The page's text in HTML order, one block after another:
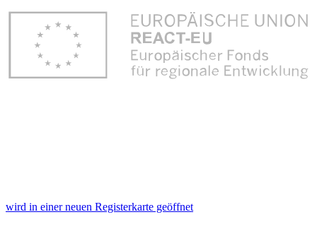
wird in einer neuen Registerkarte geöffnet